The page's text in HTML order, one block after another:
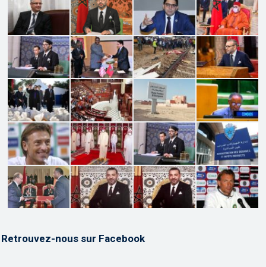
Retrouvez-nous sur Facebook